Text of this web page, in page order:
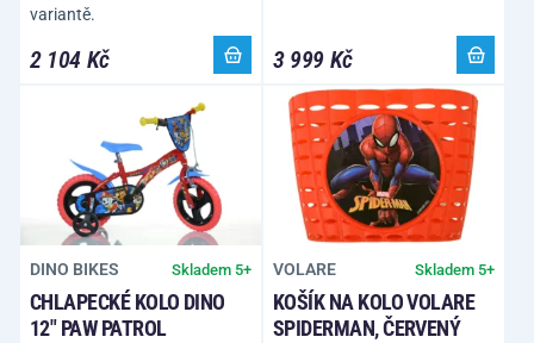
variantě.
2 104 Kč 3 999 Kč
DINO BIKES Skladem 5+
CHLAPECKÉ KOLO DINO
12" PAW PATROL
VOLARE Skladem 5+
KOŠÍK NA KOLO VOLARE
SPIDERMAN, ČERVENÝ